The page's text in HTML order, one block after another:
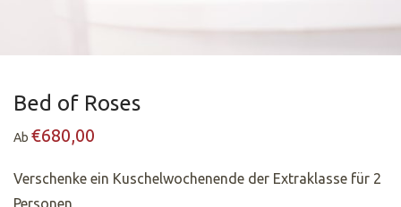
Bed of Roses
Ab €680,00
Verschenke ein Kuschelwochenende der Extraklasse für 2
Personen